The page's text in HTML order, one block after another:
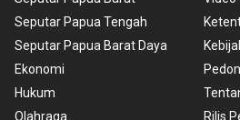
Seputar Papua Tengah
Seputar Papua Barat Daya
Ekonomi
Hukum
Olahraga
Rilis